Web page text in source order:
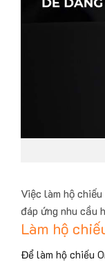
Việc làm hộ
đáp ứng nhu cầu
Làm hộ
Để làm hộ chiếu